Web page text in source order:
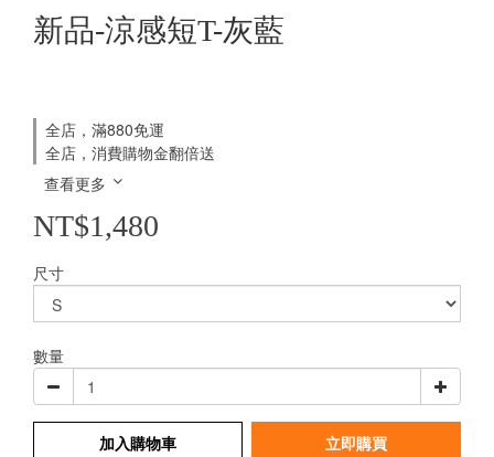
新品-涼感短T-灰藍
全店，滿880免運
全店，消費購物金翻倍送
查看更多
NT$1,480
尺寸
數量
加入購物車 立即購買